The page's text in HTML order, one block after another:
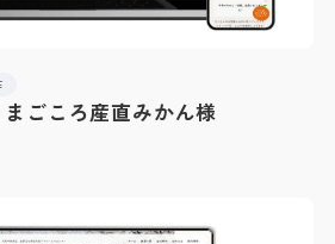
ごころ産直みかん様